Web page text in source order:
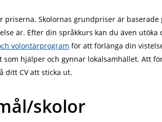
Skolornas grundpriser är
är. Efter din språkkurs kan du även
volontärprogram för att förlänga din
hjälper och gynnar lokalsamhället. Att
ditt CV att sticka ut.
skolor